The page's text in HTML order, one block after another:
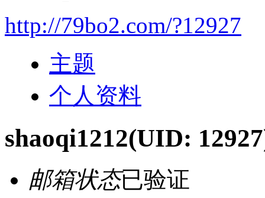
http://79bo2.com/?12927
主题
个人资料
shaoqi1212(UID:
邮箱状态已验证